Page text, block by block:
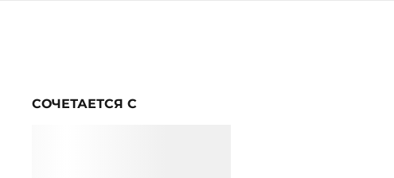
СОЧЕТАЕТСЯ С